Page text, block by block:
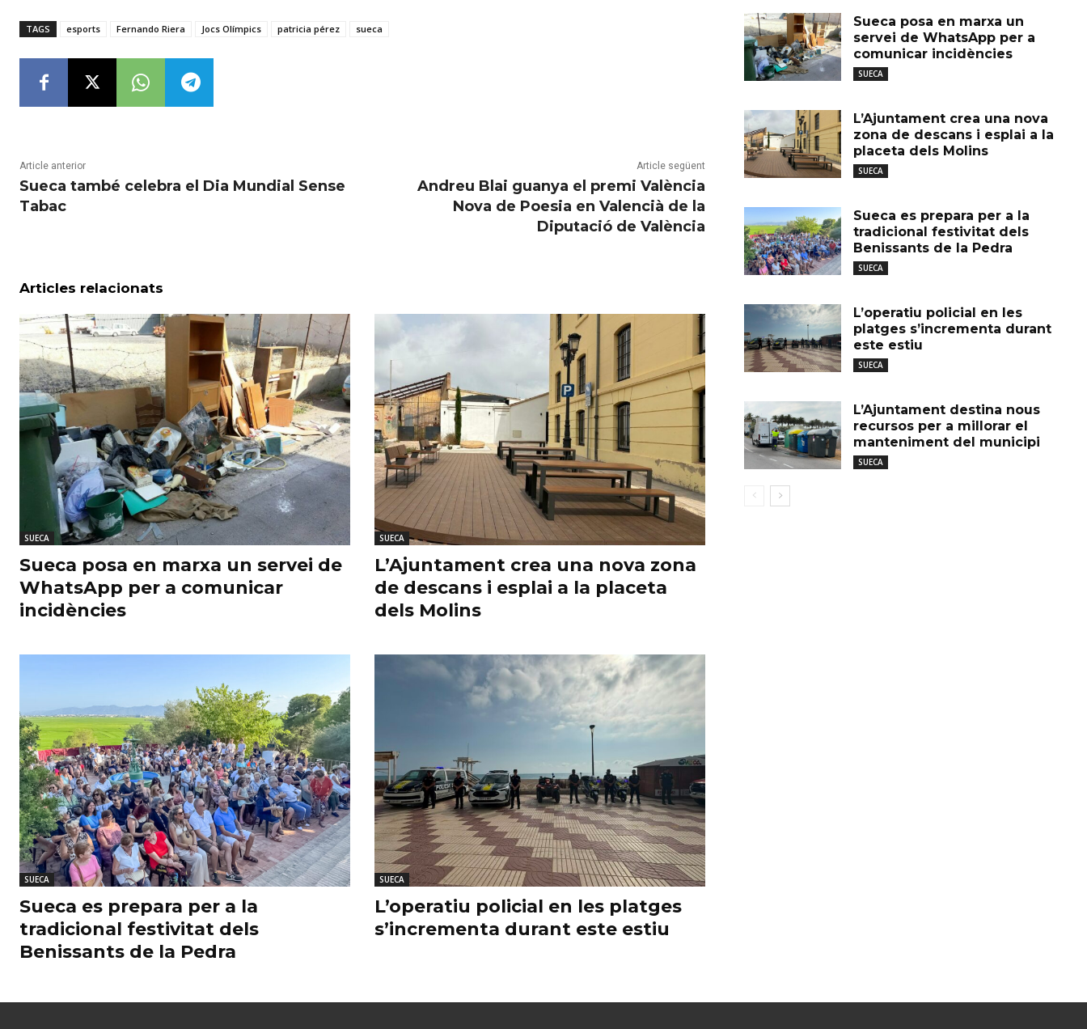
TAGS esports Fernando Riera Jocs Olímpics patricia pérez sueca
Article anterior
Sueca també celebra el Dia Mundial Sense
Tabac
Article següent
Andreu Blai guanya el premi València
Nova de Poesia en Valencià de la
Diputació de València
Articles relacionats
SUECA
Sueca posa en marxa un servei de
WhatsApp per a comunicar
incidències
SUECA
L’Ajuntament crea una nova zona
de descans i esplai a la placeta
dels Molins
SUECA
Sueca es prepara per a la
tradicional festivitat dels
Benissants de la Pedra
SUECA
L’operatiu policial en les platges
s’incrementa durant este estiu
Sueca posa en marxa un
servei de WhatsApp per a
comunicar incidències
SUECA
L’Ajuntament crea una nova
zona de descans i esplai a la
placeta dels Molins
SUECA
Sueca es prepara per a la
tradicional festivitat dels
Benissants de la Pedra
SUECA
L’operatiu policial en les
platges s’incrementa durant
este estiu
SUECA
L’Ajuntament destina nous
recursos per a millorar el
manteniment del municipi
SUECA